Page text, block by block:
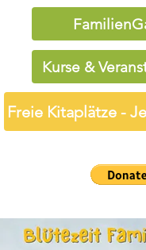
Kurse &
Freie Kitaplätze -